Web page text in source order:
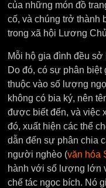
của những món đồ
cố, và chúng trở thành
trong xã hội Lương
Mỗi hộ gia đình đều
Do đó, có sự phân biệt
thuộc vào số lượng
không có bia ký, nên
được biết đến, và việc
đó, xuất hiện các thể
dẫn đến sự phân chia
người nghèo (văn hóa
hành với số lượng lớn
chế tác ngọc bích. Nó